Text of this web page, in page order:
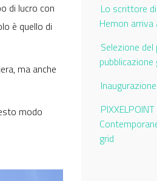
di lucro con
è quello di
ma anche
modo
Lo scrittore
Hemon arriva
Selezione del
grid